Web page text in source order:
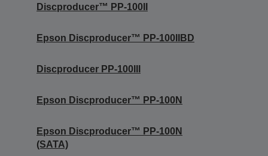
Discproducer™ PP-100II
Epson Discproducer™ PP-100IIBD
Discproducer PP-100III
Epson Discproducer™ PP-100N
Epson Discproducer™ PP-100N
(SATA)